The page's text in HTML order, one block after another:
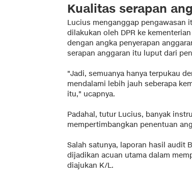
Kualitas serapan
Lucius menganggap pengawasan
dilakukan oleh DPR ke
dengan angka penyerapan
serapan anggaran itu luput dari
"Jadi, semuanya hanya terpukau
mendalami lebih jauh seberapa
itu," ucapnya.
Padahal, tutur Lucius, banyak
mempertimbangkan penentuan
Salah satunya, laporan hasil audit
dijadikan acuan utama dalam
diajukan K/L.